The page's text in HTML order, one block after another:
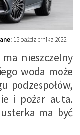
15 października 2022
nieszczelny
woda może
podzespołów,
i pożar auta.
ma być